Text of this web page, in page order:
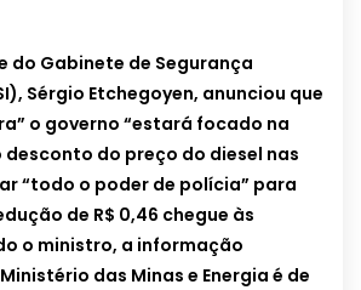
do Gabinete de Segurança
Sérgio Etchegoyen, anunciou que
o governo “estará focado na
do preço do diesel nas
“todo o poder de polícia” para
de R$ 0,46 chegue às
o ministro, a informação
das Minas e Energia é de